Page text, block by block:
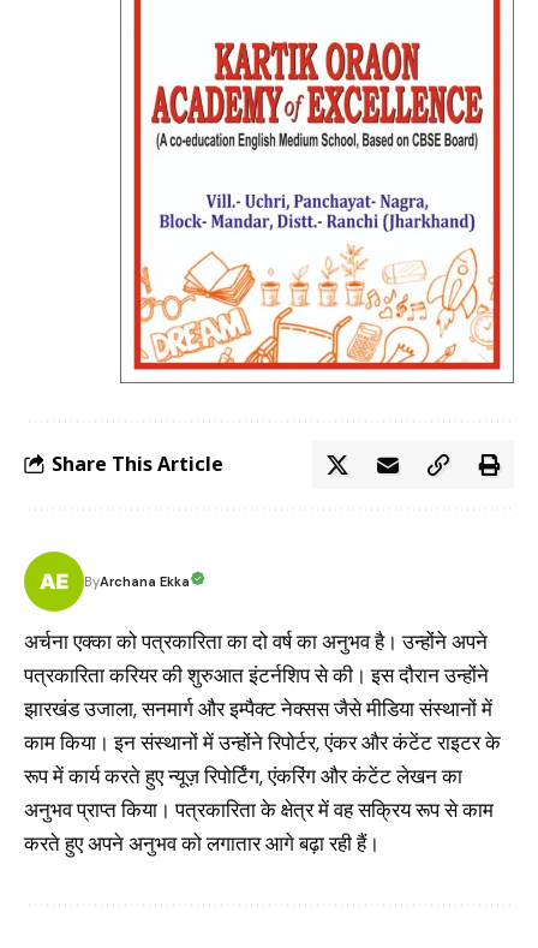
Share This Article
ByArchana Ekka
अर्चना एक्का को पत्रकारिता का दो वर्ष का अनुभव है। उन्होंने अपने
पत्रकारिता करियर की शुरुआत इंटर्नशिप से की। इस दौरान उन्होंने
झारखंड उजाला, सनमार्ग और इम्पैक्ट नेक्सस जैसे मीडिया संस्थानों में
काम किया। इन संस्थानों में उन्होंने रिपोर्टर, एंकर और कंटेंट राइटर के
रूप में कार्य करते हुए न्यूज़ रिपोर्टिंग, एंकरिंग और कंटेंट लेखन का
अनुभव प्राप्त किया। पत्रकारिता के क्षेत्र में वह सक्रिय रूप से काम
करते हुए अपने अनुभव को लगातार आगे बढ़ा रही हैं।